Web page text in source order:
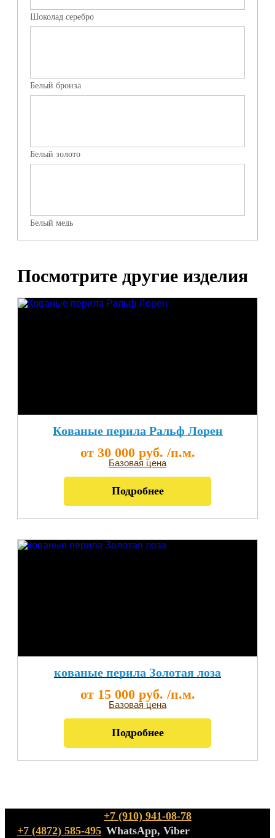
Шоколад серебро
Белый бронза
Белый золото
Белый медь
Посмотрите другие изделия
Кованые перила Ральф Лорен
от 30 000 руб. /п.м.
Базовая цена
Подробнее
кованые перила Золотая лоза
от 15 000 руб. /п.м.
Базовая цена
Подробнее
+7 (4872) 585-495
+7 (910) 941-08-78
WhatsApp, Viber